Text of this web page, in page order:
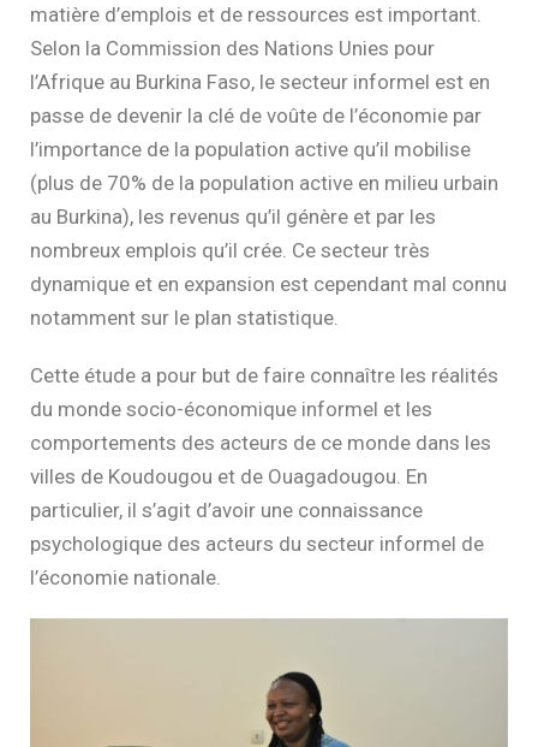
matière d’emplois et de ressources est important.
Selon la Commission des Nations Unies pour
l’Afrique au Burkina Faso, le secteur informel est en
passe de devenir la clé de voûte de l’économie par
l’importance de la population active qu’il mobilise
(plus de 70% de la population active en milieu urbain
au Burkina), les revenus qu’il génère et par les
nombreux emplois qu’il crée. Ce secteur très
dynamique et en expansion est cependant mal connu
notamment sur le plan statistique.
Cette étude a pour but de faire connaître les réalités
du monde socio-économique informel et les
comportements des acteurs de ce monde dans les
villes de Koudougou et de Ouagadougou. En
particulier, il s’agit d’avoir une connaissance
psychologique des acteurs du secteur informel de
l’économie nationale.